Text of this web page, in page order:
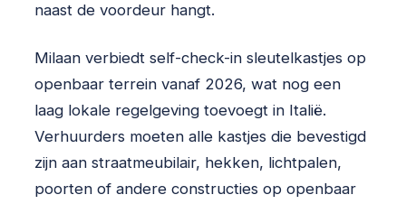
naast de voordeur hangt.
Milaan verbiedt self-check-in sleutelkastjes op
openbaar terrein vanaf 2026, wat nog een
laag lokale regelgeving toevoegt in Italië.
Verhuurders moeten alle kastjes die bevestigd
zijn aan straatmeubilair, hekken, lichtpalen,
poorten of andere constructies op openbaar